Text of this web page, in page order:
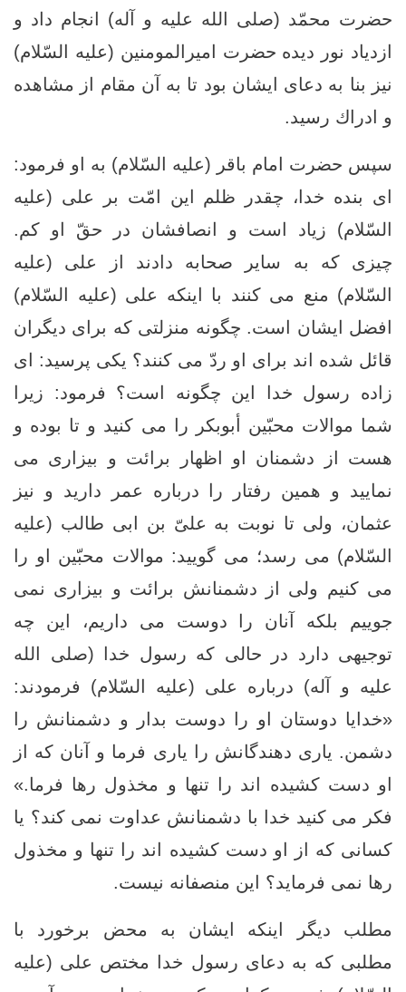
حضرت محمّد (صلی الله علیه و آله) انجام داد و
ازدياد نور ديده حضرت امیرالمومنین (علیه السّلام)
نيز بنا به دعاى ایشان بود تا به آن مقام از مشاهده
و ادراك رسيد.
سپس حضرت امام باقر (علیه السّلام) به او فرمود:
اى بنده خدا، چقدر ظلم اين امّت بر على (علیه
السّلام) زياد است و انصافشان در حقّ او كم.
چيزى كه به ساير صحابه دادند از على (علیه
السّلام) منع مى‏ كنند با اينكه على (علیه السّلام)
افضل ايشان است. چگونه منزلتى كه براى ديگران
قائل شده ‏اند براى او ردّ مى‏ كنند؟ يكى پرسيد: اى
زاده رسول خدا اين چگونه است؟ فرمود: زيرا
شما موالات محبّين أبوبكر را مى ‏كنيد و تا بوده و
هست از دشمنان او اظهار برائت و بيزارى مى
‏نماييد و همين رفتار را درباره عمر داريد و نيز
عثمان، ولى تا نوبت به علىّ بن ابى طالب (علیه
السّلام) مى‏ رسد؛ مى‏ گوييد: موالات محبّين او را
مى ‏كنيم ولى از دشمنانش برائت و بيزارى نمى
‏جوییم بلكه آنان را دوست مى‏ داريم، اين چه
توجيهى دارد در حالى كه رسول خدا (صلی الله
علیه و آله) درباره على (علیه السّلام) فرمودند:
«خدايا دوستان او را دوست بدار و دشمنانش را
دشمن. يارى دهندگانش را يارى فرما و آنان كه از
او دست كشيده ‏اند را تنها و مخذول رها فرما.»
فكر مى ‏كنيد خدا با دشمنانش عداوت نمى ‏كند؟ يا
كسانى كه از او دست كشيده ‏اند را تنها و مخذول
رها نمى ‏فرمايد؟ اين منصفانه نيست.
مطلب ديگر اينكه ايشان به محض برخورد با
مطلبى كه به دعاى رسول خدا مختص على (علیه